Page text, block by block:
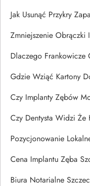
Jak Usunąć Przykry
Zmniejszenie Obrączki
Dlaczego Frankowicze
Gdzie Wziąć Kartony
Czy Implanty Zębów
Czy Dentysta Widzi Że
Pozycjonowanie
Cena Implantu Zęba
Biura Notarialne